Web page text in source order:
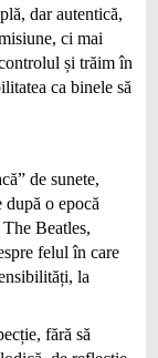
dar autentică,
ci mai
și trăim în
ca binele să
de sunete,
o epocă
Beatles,
felul în care
la
fără să